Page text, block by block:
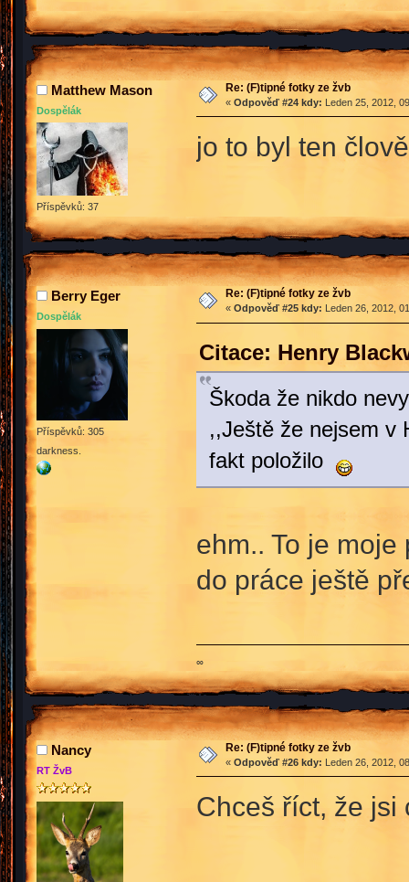
Matthew Mason
Dospělák
Příspěvků: 37
Re: (F)tipné fotky ze žvb
« Odpověď #24 kdy: Leden 25, 2012,
jo to byl ten
Berry Eger
Dospělák
Příspěvků: 305
darkness.
Re: (F)tipné fotky ze žvb
« Odpověď #25 kdy: Leden 26, 2012,
Citace: Henry
Škoda že nikdo
,,Ještě že nejsem v
fakt položilo
ehm.. To je
do práce ještě
∞
Nancy
RT ŽvB
Re: (F)tipné fotky ze žvb
« Odpověď #26 kdy: Leden 26, 2012,
Chceš říct, že